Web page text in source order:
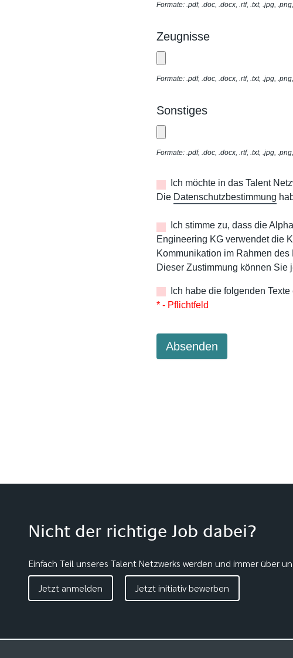
Formate: .pdf, .doc, .docx, .rtf, .txt, .jpg,
Zeugnisse
Formate: .pdf, .doc, .docx, .rtf, .txt, .jpg,
Sonstiges
Formate: .pdf, .doc, .docx, .rtf, .txt, .jpg,
Ich möchte in das Talent
Die Datenschutzbestimmung
Ich stimme zu, dass die
Engineering KG verwendet die
Kommunikation im Rahmen
Dieser Zustimmung können Sie
Ich habe die folgenden
* - Pflichtfeld
Absenden
Nicht der richtige Job dabei?
Einfach Teil unseres Talent Netzwerks werden und immer über
Jetzt anmelden
Jetzt initiativ bewerben